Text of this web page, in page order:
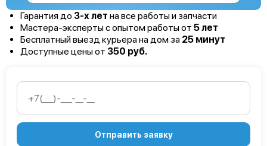
Гарантия до 3-х лет на все работы и запчасти
Мастера-эксперты с опытом работы от 5 лет
Бесплатный выезд курьера на дом за 25 минут
Доступные цены от 350 руб.
Отправить заявку